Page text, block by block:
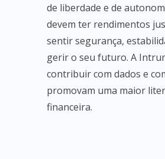
de liberdade e de
devem ter rendimentos
sentir segurança,
gerir o seu futuro. A
contribuir com dados e
promovam uma maior
financeira.